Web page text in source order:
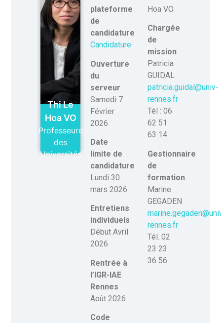
Thi Le
Hoa VO
Professeure
des
Universités
plateforme
de
candidature
Candidature
Ouverture
du
serveur
Samedi 7
Février
2026
Date
limite de
candidature
Lundi 30
mars 2026
Entretiens
individuels
Début Avril
2026
Rentrée à
l’IGR-IAE
Rennes
Août 2026
Code
Hoa VO
Chargée
de
mission
Patricia
GUIDAL
patricia.guidal@univ-
rennes.fr
Tél : 06
62 51
63 14
Gestionnaire
de
formation
Marine
GEGADEN
rennes.fr
Tél. 02
23 23
36 56